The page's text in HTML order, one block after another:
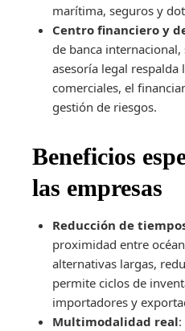
marítima, seguros y
Centro financiero y
de banca
asesoría legal respalda
comerciales, el
gestión de riesgos.
Beneficios
las empresas
Reducción de
proximidad entre
alternativas largas,
permite ciclos de
importadores y
Multimodalidad real